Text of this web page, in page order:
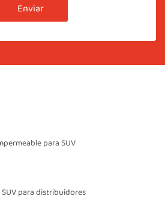
Enviar
para SUV
para distribuidores